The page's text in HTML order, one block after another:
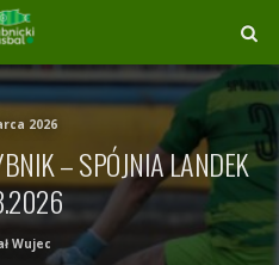
2026
– SPÓJNIA LANDEK
Wujec